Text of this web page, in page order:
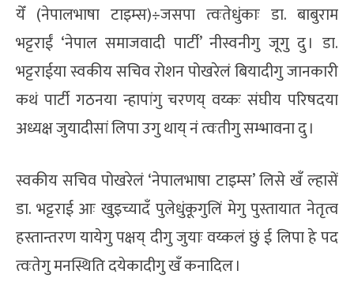
येँ (नेपालभाषा टाइम्स)÷जसपा त्वःतेधुंकाः डा. बाबुराम
भट्टराईं ‘नेपाल समाजवादी पार्टी’ नीस्वनीगु जूगु दु । डा.
भट्टराईया स्वकीय सचिव रोशन पोखरेलं बियादीगु जानकारी
कथं पार्टी गठनया न्हापांगु चरणय् वय्कः संघीय परिषदया
अध्यक्ष जुयादीसां लिपा उगु थाय् नं त्वःतीगु सम्भावना दु ।
स्वकीय सचिव पोखरेलं ‘नेपालभाषा टाइम्स’ लिसे खँ ल्हासें
डा. भट्टराई आः खुइच्यादँ पुलेधुंकूगुलिं मेगु पुस्तायात नेतृत्व
हस्तान्तरण यायेगु पक्षय् दीगु जुयाः वय्कलं छुं ई लिपा हे पद
त्वःतेगु मनस्थिति दयेकादीगु खँ कनादिल ।